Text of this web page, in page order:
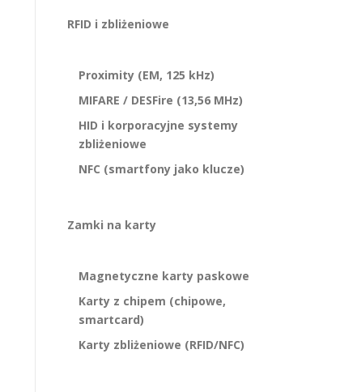
RFID i zbliżeniowe
Proximity (EM, 125 kHz)
MIFARE / DESFire (13,56 MHz)
HID i korporacyjne systemy
zbliżeniowe
NFC (smartfony jako klucze)
Zamki na karty
Magnetyczne karty paskowe
Karty z chipem (chipowe,
smartcard)
Karty zbliżeniowe (RFID/NFC)